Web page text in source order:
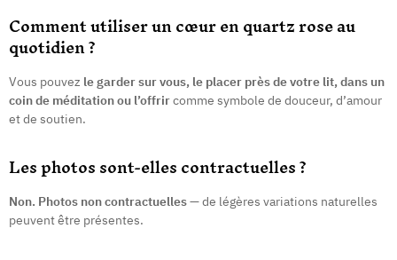
Comment utiliser un cœur en quartz rose au
quotidien ?
Vous pouvez le garder sur vous, le placer près de votre lit, dans un
coin de méditation ou l’offrircomme symbole de douceur, d’amour
et de soutien.
Les photos sont-elles contractuelles ?
Non. Photos non contractuelles— de légères variations naturelles
peuvent être présentes.